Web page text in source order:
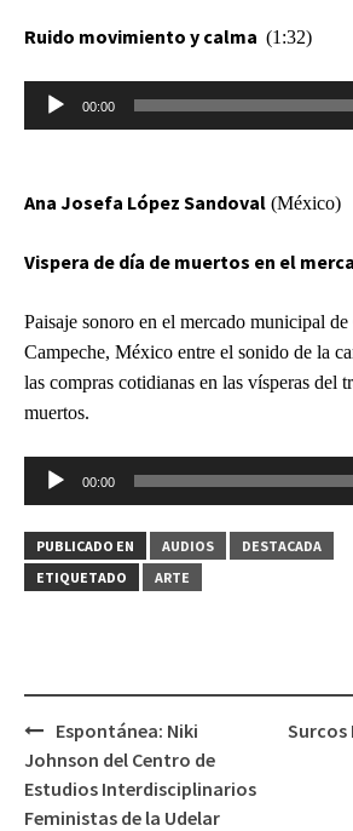
Ruido movimiento y calma (1:32)
Reproductor
00:00
Ana Josefa López Sandoval (México)
Vispera de día de muertos en el
Paisaje sonoro en el mercado municipal
Campeche, México entre el sonido de la
las compras cotidianas en las vísperas del
muertos.
Reproductor
audio
00:00
PUBLICADO EN AUDIOS
DESTACADA
ETIQUETADO
ARTE
Navegación
de
entradas
Espontánea: Niki
Johnson del Centro de
Estudios Interdisciplinarios
Feministas de la Udelar
Surcos